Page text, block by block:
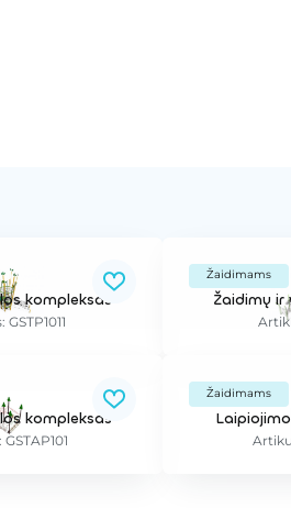
kompleksas
Žaidimams
Žaidimų ir
kompleksas
Žaidimams